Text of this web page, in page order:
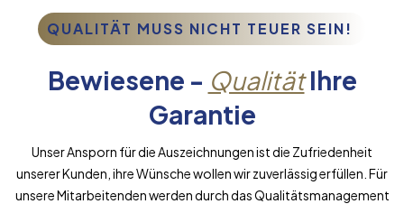
QUALITÄT MUSS NICHT TEUER SEIN!
Bewiesene - QualitätIhre
Garantie
Unser Ansporn für die Auszeichnungen ist die Zufriedenheit
unserer Kunden, ihre Wünsche wollen wir zuverlässig erfüllen. Für
unsere Mitarbeitenden werden durch das Qualitätsmanagement